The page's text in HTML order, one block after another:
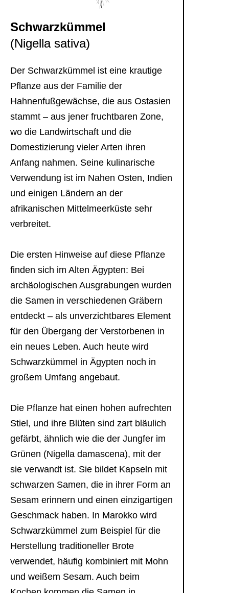
Schwarzkümmel
(Nigella sativa)
Der Schwarzkümmel ist eine krautige
Pflanze aus der Familie der
Hahnenfußgewächse, die aus Ostasien
stammt – aus jener fruchtbaren Zone,
wo die Landwirtschaft und die
Domestizierung vieler Arten ihren
Anfang nahmen. Seine kulinarische
Verwendung ist im Nahen Osten, Indien
und einigen Ländern an der
afrikanischen Mittelmeerküste sehr
verbreitet.
Die ersten Hinweise auf diese Pflanze
finden sich im Alten Ägypten: Bei
archäologischen Ausgrabungen wurden
die Samen in verschiedenen Gräbern
entdeckt – als unverzichtbares Element
für den Übergang der Verstorbenen in
ein neues Leben. Auch heute wird
Schwarzkümmel in Ägypten noch in
großem Umfang angebaut.
Die Pflanze hat einen hohen aufrechten
Stiel, und ihre Blüten sind zart bläulich
gefärbt, ähnlich wie die der Jungfer im
Grünen (Nigella damascena), mit der
sie verwandt ist. Sie bildet Kapseln mit
schwarzen Samen, die in ihrer Form an
Sesam erinnern und einen einzigartigen
Geschmack haben. In Marokko wird
Schwarzkümmel zum Beispiel für die
Herstellung traditioneller Brote
verwendet, häufig kombiniert mit Mohn
und weißem Sesam. Auch beim